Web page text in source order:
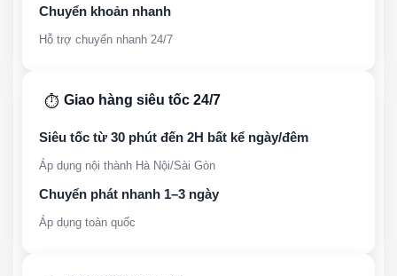
Chuyển khoản nhanh
Hỗ trợ chuyển nhanh 24/7
⏱️ Giao hàng siêu tốc 24/7
Siêu tốc từ 30 phút đến 2H bất kể ngày/đêm
Áp dụng nội thành Hà Nội/Sài Gòn
Chuyển phát nhanh 1–3 ngày
Áp dụng toàn quốc